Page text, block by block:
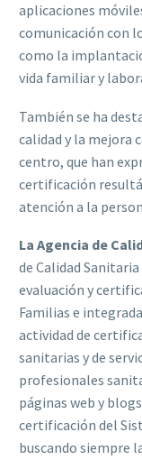
aplicaciones
comunicación con
como la
vida familiar y
También se ha
calidad y la mejora
centro, que han
certificación
atención a la
La Agencia de
de Calidad
evaluación y
Familias e
actividad de
sanitarias y de
profesionales
páginas web y
certificación del
buscando siempre